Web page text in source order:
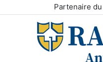
Partenaire